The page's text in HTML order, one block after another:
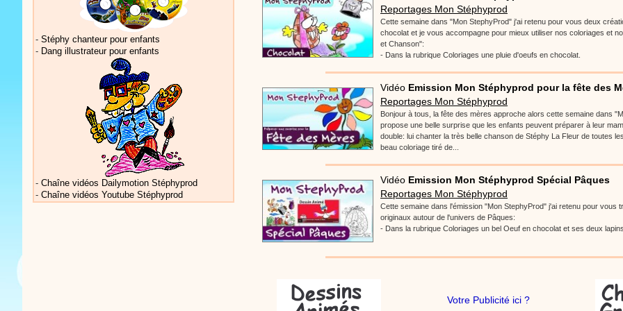
réalisé par un animateur périscolaire et extrascolaire pour fabriquer
enfants.
Vidéos Stéphyprod:chanson Hippopotam-tam
Chansons enfantsClip d'animation en Stop Motion (image par image) qui
aventures d'un p'tit Hippopotame !
:
ChansonsChanson pour la planète
Dessins animés traditionnels
Des chansons de Noël, des contes de
productions de Noël sans interruption de pub. un petit moment de
parents !!! De la première note de musique au dernier coup de crayon, une
Reportages Mon Stéphyprod
Cette semaine dans "Mon StephyProd" j'ai retenu pour vous deux
chocolat et je vous accompagne pour mieux utiliser nos coloriages et
et Chanson":
- Dans la rubrique Coloriages une pluie d'oeufs en chocolat.
Vidéo Emission Mon Stéphyprod pour la fête des
Reportages Mon Stéphyprod
Bonjour à tous, la fête des mères approche alors cette semaine dans
propose une belle surprise que les enfants peuvent préparer à leur
double: lui chanter la très belle chanson de Stéphy La Fleur de toutes
beau coloriage tiré de...
Vidéo Emission Mon Stéphyprod Spécial Pâques
Reportages Mon Stéphyprod
Cette semaine dans l'émission "Mon StephyProd" j'ai retenu pour vous
originaux autour de l'univers de Pâques:
- Dans la rubrique Coloriages un bel Oeuf en chocolat et ses deux lapins.
Votre Publicité ici ?
- Stéphy chanteur pour enfants
- Dang illustrateur pour enfants
- Chaîne vidéos Dailymotion Stéphyprod
- Chaîne vidéos Youtube Stéphyprod